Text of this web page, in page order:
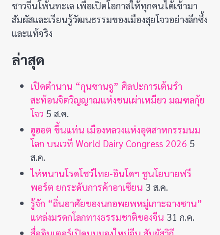
ชาวจีนโพ้นทะเล เพื่อเปิดโอกาสให้ทุกคนได้เข้ามา
สัมผัสและเรียนรู้วัฒนธรรมของเมืองสุยโจวอย่างลึกซึ้ง
และแท้จริง
ล่าสุด
เปิดตำนาน “กุนซานจู” ศิลปะการเต้นรำ
สะท้อนจิตวิญญาณแห่งชนเผ่าเหมียว มณฑลกุ้ย
โจว 5 ส.ค.
ฮูฮอต ขึ้นแท่น เมืองหลวงแห่งอุตสาหกรรมนม
โลก บนเวที World Dairy Congress 2026 5
ส.ค.
ไห่หนานโรดโชว์ไทย-อินโดฯ ชูนโยบายฟรี
พอร์ต ยกระดับการค้าอาเซียน 3 ส.ค.
รู้จัก “ถิ่นอาศัยของนกอพยพหมู่เกาะฉางซาน”
แหล่งมรดกโลกทางธรรมชาติของจีน 31 ก.ค.